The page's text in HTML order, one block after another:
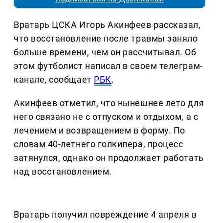
Вратарь ЦСКА Игорь Акинфеев рассказал,
что восстановление после травмы заняло
больше времени, чем он рассчитывал. Об
этом футболист написал в своем телеграм-
канале, сообщает РБК.
Акинфеев отметил, что нынешнее лето для
него связано не с отпуском и отдыхом, а с
лечением и возвращением в форму. По
словам 40-летнего голкипера, процесс
затянулся, однако он продолжает работать
над восстановлением.
Вратарь получил повреждение 4 апреля в